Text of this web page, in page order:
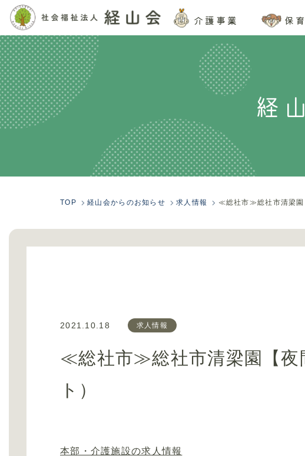
介護事業 保
経
TOP 経山会からのお知らせ 求人情報 ≪総社市≫総社市清梁園
2021.10.18 求人情報
≪総社市≫総社市清梁園【夜
ト）
本部・介護施設の求人情報